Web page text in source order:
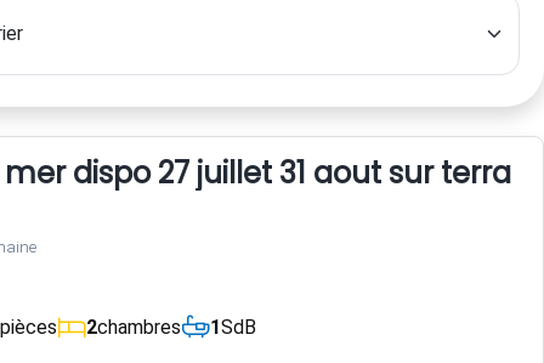
dispo 27 juillet 31 aout sur
pièces 2chambres 1SdB